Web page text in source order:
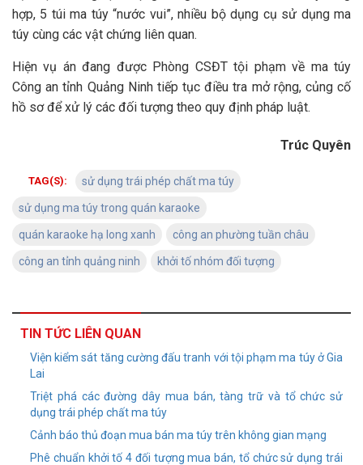
hợp, 5 túi ma túy “nước vui”, nhiều bộ dụng cụ sử dụng ma
túy cùng các vật chứng liên quan.
Hiện vụ án đang được Phòng CSĐT tội phạm về ma túy
Công an tỉnh Quảng Ninh tiếp tục điều tra mở rộng, củng cố
hồ sơ để xử lý các đối tượng theo quy định pháp luật.
Trúc Quyên
TAG(S): sử dụng trái phép chất ma túy
sử dụng ma túy trong quán karaoke
quán karaoke hạ long xanh công an phường tuần châu
công an tỉnh quảng ninh khởi tố nhóm đối tượng
TIN TỨC LIÊN QUAN
Viện kiểm sát tăng cường đấu tranh với tội phạm ma túy ở Gia
Lai
Triệt phá các đường dây mua bán, tàng trữ và tổ chức sử
dụng trái phép chất ma túy
Cảnh báo thủ đoạn mua bán ma túy trên không gian mạng
Phê chuẩn khởi tố 4 đối tượng mua bán, tổ chức sử dụng trái